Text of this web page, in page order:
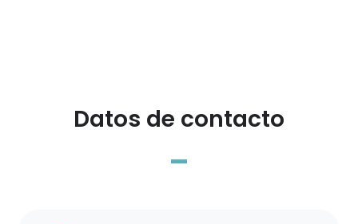
Datos de contacto